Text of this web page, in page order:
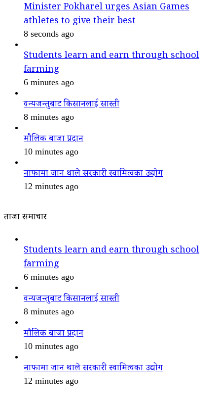
Minister Pokharel urges Asian Games
athletes to give their best
8 seconds ago
Students learn and earn through school
farming
6 minutes ago
वन्यजन्तुबाट किसानलाई सास्ती
8 minutes ago
मौलिक बाजा प्रदान
10 minutes ago
नाफामा जान थाले सरकारी स्वामित्वका उद्योग
12 minutes ago
ताजा समाचार
Students learn and earn through school
farming
6 minutes ago
वन्यजन्तुबाट किसानलाई सास्ती
8 minutes ago
मौलिक बाजा प्रदान
10 minutes ago
नाफामा जान थाले सरकारी स्वामित्वका उद्योग
12 minutes ago